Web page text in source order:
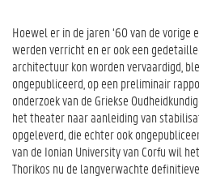
Hoewel er in de jaren ‘60 van de vorige
werden verricht en er ook een
architectuur kon worden vervaardigd,
ongepubliceerd, op een preliminair
onderzoek van de Griekse
het theater naar aanleiding van
opgeleverd, die echter ook
van de Ionian University van Corfu wil
Thorikos nu de langverwachte